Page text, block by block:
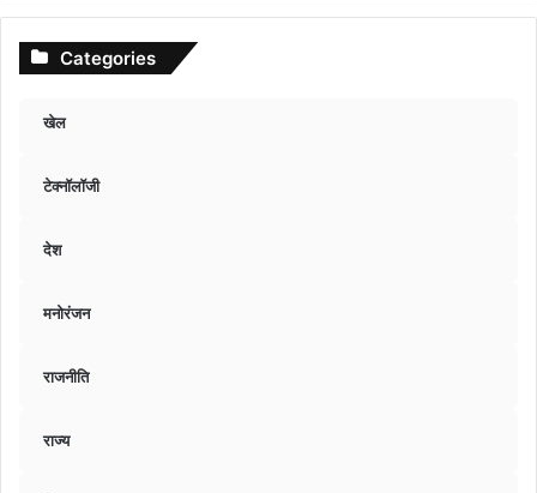
Categories
खेल
टेक्नॉलॉजी
देश
मनोरंजन
राजनीति
राज्य